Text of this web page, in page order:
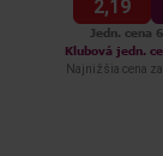
2,19
Jedn. cena
Klubová jedn.
Najnižšia cena